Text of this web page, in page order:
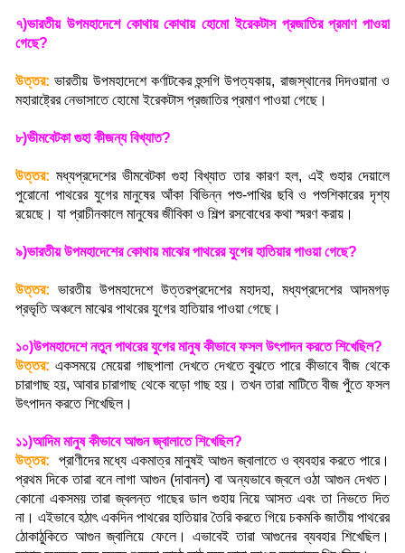
৭)ভারতীয় উপমহাদেশে কোথায় কোথায় হোমো ইরেকটাস প্রজাতির প্রমাণ পাওয়া
গেছে?
উত্তর:ভারতীয় উপমহাদেশে কর্ণাটকের হুন্সগি উপত্যকায়, রাজস্থানের দিদওয়ানা ও
মহারাষ্ট্রের নেভাসাতে হোমো ইরেকটাস প্রজাতির প্রমাণ পাওয়া গেছে।
৮)ভীমবেটকা গুহা কীজন্য বিখ্যাত?
উত্তর:মধ্যপ্রদেশের ভীমবেটকা গুহা বিখ্যাত তার কারণ হল, এই গুহার দেয়ালে
পুরোনো পাথরের যুগের মানুষের আঁকা বিভিন্ন পশু-পাখির ছবি ও পশুশিকারের দৃশ্য
রয়েছে। যা প্রাচীনকালে মানুষের জীবিকা ও শিল্প রসবোধের কথা স্মরণ করায় ।
৯)ভারতীয় উপমহাদেশের কোথায় মাঝের পাথরের যুগের হাতিয়ার পাওয়া গেছে?
উত্তর: ভারতীয় উপমহাদেশে উত্তরপ্রদেশের মহাদহা, মধ্যপ্রদেশের আদমগড়
প্রভৃতি অঞ্চলে মাঝের পাথরের যুগের হাতিয়ার পাওয়া গেছে।
১০)উপমহাদেশে নতুন পাথরের যুগের মানুষ কীভাবে ফসল উৎপাদন করতে শিখেছিল?
উত্তর: একসময়ে মেয়েরা গাছপালা দেখতে দেখতে বুঝতে পারে কীভাবে বীজ থেকে
চারাগাছ হয়,আবার চারাগাছ থেকে বড়ো গাছ হয়। তখন তারা মাটিতে বীজ পুঁতে ফসল
উৎপাদন করতে শিখেছিল।
১১)আদিম মানুষ কীভাবে আগুন জ্বালাতে শিখেছিল?
উত্তর:
প্রাণীদের মধ্যে একমাত্র মানুষই আগুন জ্বালাতে ও ব্যবহার করতে পারে।
প্রথম দিকে তারা বনে লাগা আগুন (দাবানল) বা অন্যভাবে জ্বলে ওঠা আগুন দেখত।
কোনো একসময় তারা জ্বলন্ত গাছের ডাল গুহায় নিয়ে আসত এবং তা নিভতে দিত
না। এইভাবে হঠাৎ একদিন পাথরের হাতিয়ার তৈরি করতে গিয়ে চকমকি জাতীয় পাথরের
ঠোকাঠুকিতে আগুন জ্বালিয়ে ফেলে। এভাবেই তারা আগুনের ব্যবহার শিখেছিল।